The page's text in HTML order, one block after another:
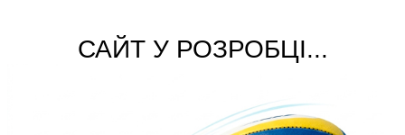
САЙТ У РОЗРОБЦІ...